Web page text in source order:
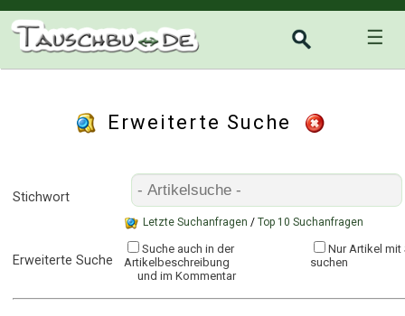
☰
Erweiterte Suche
Stichwort
Letzte Suchanfragen / Top 10 Suchanfragen
Erweiterte Suche
Suche auch in der
Artikelbeschreibung
und im Kommentar
Nur Artikel
suchen